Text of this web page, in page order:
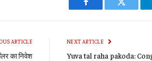
Facebook Twitter
ARTICLE
का निवेश
NEXT ARTICLE
Yuva tal raha pakoda: